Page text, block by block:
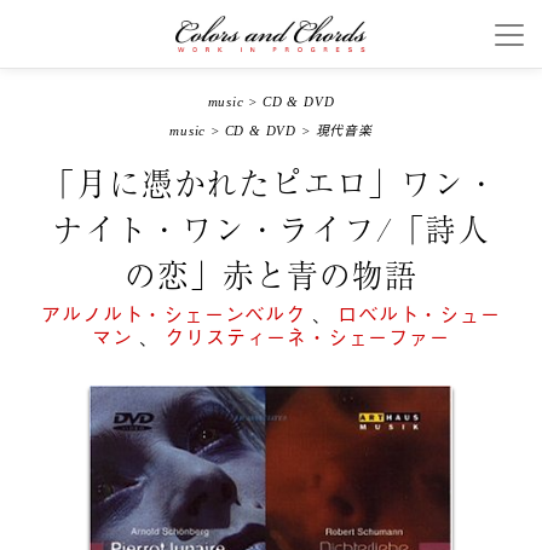
music > CD & DVD
music > CD & DVD > 現代音楽
「月に憑かれたピエロ」ワン・
ナイト・ワン・ライフ/「詩人
の恋」赤と青の物語
アルノルト・シェーンベルク 、
ロベルト・シュー
マン 、 クリスティーネ・シェーファー